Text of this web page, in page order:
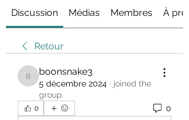
Discussion Médias Membres À
Retour
boonsnake3
boonsnake3
5 décembre 2024 · joined the
group.
0 0